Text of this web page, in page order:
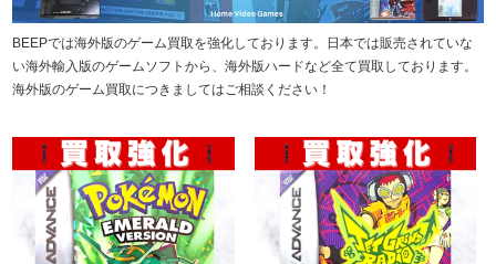
BEEPでは海外版のゲーム買取を強化しております。日本では販売されていな
い海外輸入版のゲームソフトから、海外版ハードなど全て買取しております。
海外版のゲーム買取につきましてはご相談ください！